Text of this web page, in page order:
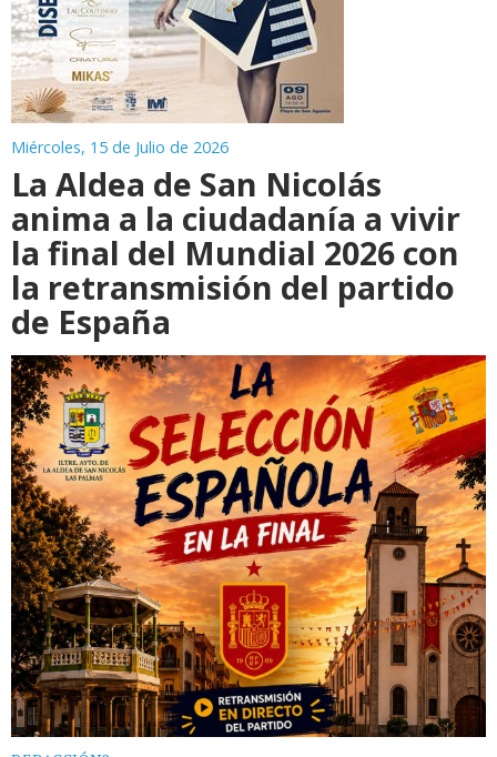
Miércoles, 15 de Julio de 2026
La Aldea de San Nicolás
anima a la ciudadanía a vivir
la final del Mundial 2026 con
la retransmisión del partido
de España